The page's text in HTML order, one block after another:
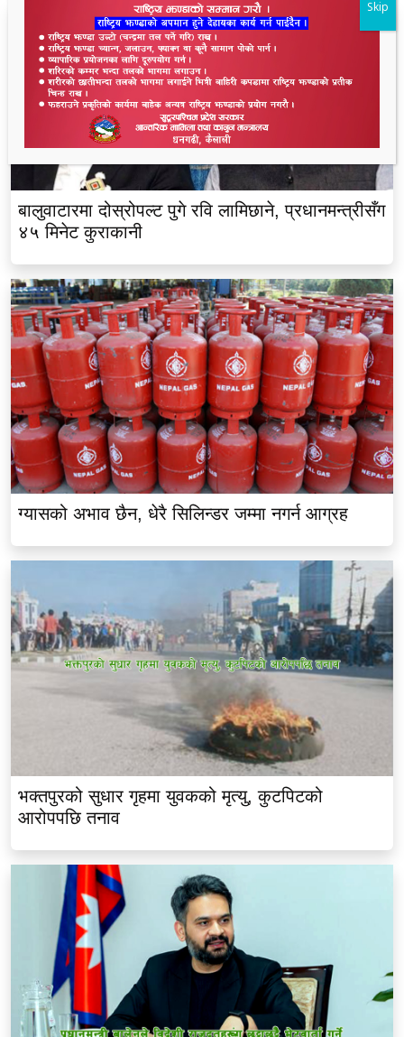
बालुवाटारमा दोस्रोपल्ट पुगे रवि लामिछाने, प्रधानमन्त्रीसँग
४५ मिनेट कुराकानी
ग्यासको अभाव छैन, धेरै सिलिन्डर जम्मा नगर्न आग्रह
भक्तपुरको सुधार गृहमा युवकको मृत्यु, कुटपिटको
आरोपपछि तनाव
Skip